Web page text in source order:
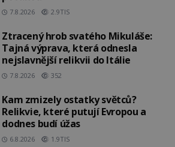
7.8.2026 2.9TIS
Ztracený hrob svatého Mikuláše:
Tajná výprava, která odnesla
nejslavnější relikvii do Itálie
7.8.2026 352
Kam zmizely ostatky světců?
Relikvie, které putují Evropou a
dodnes budí úžas
6.8.2026 1.9TIS